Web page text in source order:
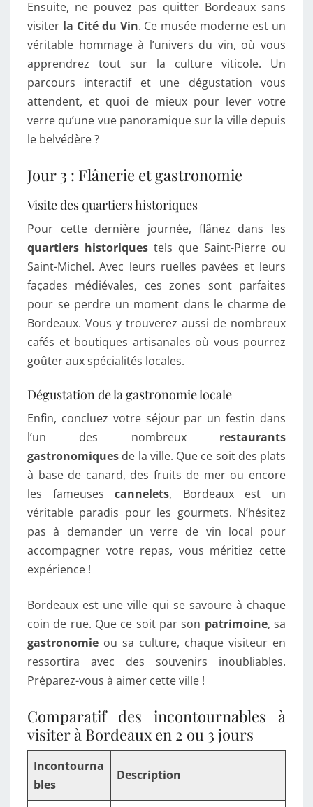
Ensuite, ne pouvez pas quitter Bordeaux sans
visiter la Cité du Vin. Ce musée moderne est un
véritable hommage à l’univers du vin, où vous
apprendrez tout sur la culture viticole. Un
parcours interactif et une dégustation vous
attendent, et quoi de mieux pour lever votre
verre qu’une vue panoramique sur la ville depuis
le belvédère ?
Jour 3 : Flânerie et gastronomie
Visite des quartiers historiques
Pour cette dernière journée, flânez dans les
quartiers historiques tels que Saint-Pierre ou
Saint-Michel. Avec leurs ruelles pavées et leurs
façades médiévales, ces zones sont parfaites
pour se perdre un moment dans le charme de
Bordeaux. Vous y trouverez aussi de nombreux
cafés et boutiques artisanales où vous pourrez
goûter aux spécialités locales.
Dégustation de la gastronomie locale
Enfin, concluez votre séjour par un festin dans
l’un des nombreux restaurants
gastronomiques de la ville. Que ce soit des plats
à base de canard, des fruits de mer ou encore
les fameusescannelets, Bordeaux est un
véritable paradis pour les gourmets. N’hésitez
pas à demander un verre de vin local pour
accompagner votre repas, vous méritiez cette
expérience !
Bordeaux est une ville qui se savoure à chaque
coin de rue. Que ce soit par son patrimoine, sa
gastronomie ou sa culture, chaque visiteur en
ressortira avec des souvenirs inoubliables.
Préparez-vous à aimer cette ville !
Comparatif des incontournables à
visiter à Bordeaux en 2 ou 3 jours
Incontourna
bles
Description